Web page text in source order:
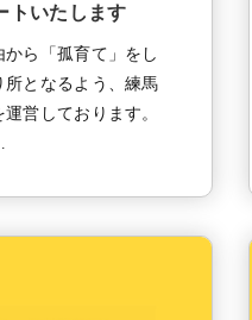
トいたします
ら「孤育て」をし
となるよう、練馬
営しております。